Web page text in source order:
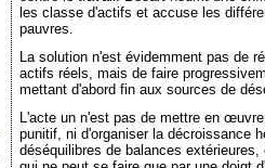
les classe d'actifs et accuse les
pauvres.
La solution n'est évidemment pas de
actifs réels, mais de faire
mettant d'abord fin aux sources de
L'acte un n'est pas de mettre en
punitif, ni d'organiser la décroissance
déséquilibres de balances